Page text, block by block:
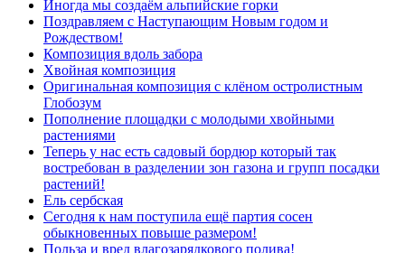
Иногда мы создаём альпийские горки
Поздравляем с Наступающим Новым годом и
Рождеством!
Композиция вдоль забора
Хвойная композиция
Оригинальная композиция с клёном остролистным
Глобозум
Пополнение площадки с молодыми хвойными
растениями
Теперь у нас есть садовый бордюр который так
востребован в разделении зон газона и групп посадки
растений!
Ель сербская
Сегодня к нам поступила ещё партия сосен
обыкновенных повыше размером!
Польза и вред влагозарядкового полива!